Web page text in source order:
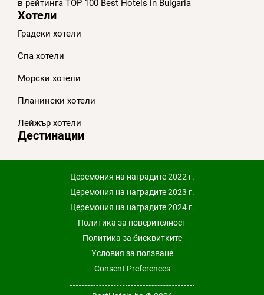
в рейтинга TOP 100 Best Hotels in Bulgaria
Хотели
Градски хотели
Спа хотели
Морски хотели
Планински хотели
Лейжър хотели
Дестинации
Церемония на наградите 2022 г.
Церемония на наградите 2023 г.
Церемония на наградите 2024 г.
Политика за поверителност
Политика за бисквитките
Условия за ползване
Consent Preferences